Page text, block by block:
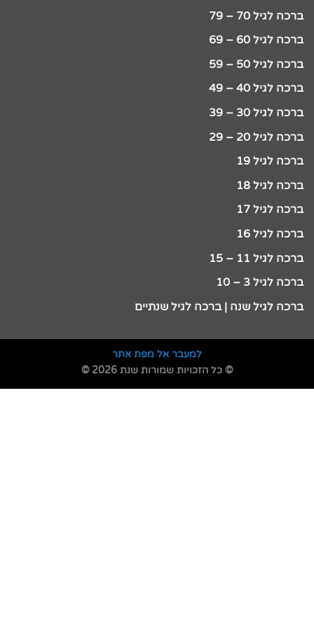
ברכה לגיל 70 – 79
ברכה לגיל 60 – 69
ברכה לגיל 50 – 59
ברכה לגיל 40 – 49
ברכה לגיל 30 – 39
ברכה לגיל 20 – 29
ברכה לגיל 19
ברכה לגיל 18
ברכה לגיל 17
ברכה לגיל 16
ברכה לגיל 11 – 15
ברכה לגיל 3 – 10
ברכה לגיל שנה | ברכה לגיל שנתיים
למעבר אל מפת אתר
© כל הזכויות שמורות שנת 2026 ©